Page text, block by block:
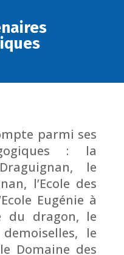
parmi ses
: la
le
l’Ecole des
Eugénie à
du dragon, le
le
Domaine des